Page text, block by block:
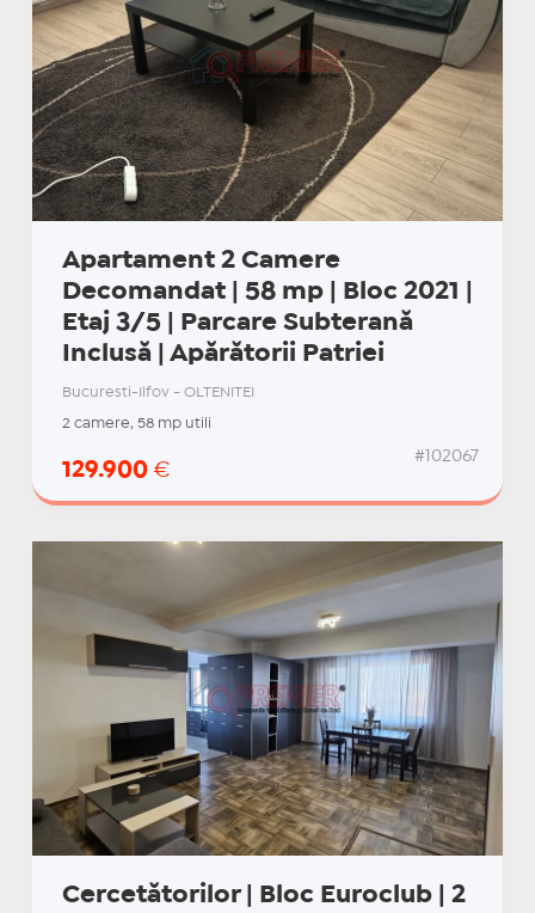
Apartament 2 Camere
Decomandat | 58 mp | Bloc 2021 |
Etaj 3/5 | Parcare Subterană
Inclusă | Apărătorii Patriei
Bucuresti-Ilfov - OLTENITEI
2 camere, 58 mp utili
129.900 €
#102067
Cercetătorilor | Bloc Euroclub | 2